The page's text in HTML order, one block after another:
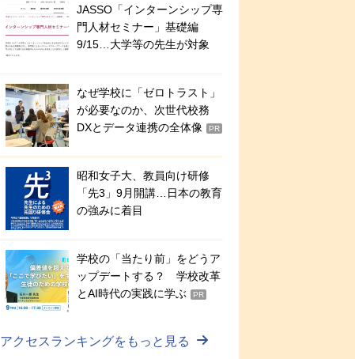
JASSO「インターンシップ専
門人材セミナー」基礎編
9/15…大学等の先生が対象
なぜ学校に「ゼロトラスト」
が必要なのか、次世代校務
DXとデータ連携の全体像
PR
昭和女子大、教員向け研修
「先3」9月開講…日本の教育
の強みに着目
学校の「当たり前」をどうア
ップデートする？ 学校改革
とAI時代の実践に学ぶ
PR
アクセスランキングをもっと見る